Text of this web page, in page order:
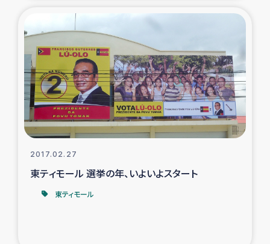
2017.02.27
東ティモール 選挙の年、いよいよスタート
東ティモール